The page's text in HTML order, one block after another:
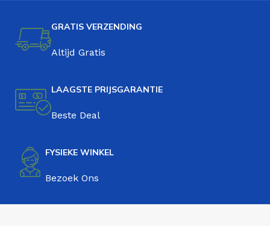
GRATIS VERZENDING
Altijd Gratis
LAAGSTE PRIJSGARANTIE
Beste Deal
FYSIEKE WINKEL
Bezoek Ons